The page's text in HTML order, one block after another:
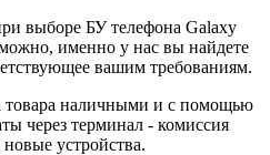
выборе БУ телефона Galaxy
именно у нас вы найдете
вашим требованиям.
товара наличными и с помощью
через терминал - комиссия
новые устройства.